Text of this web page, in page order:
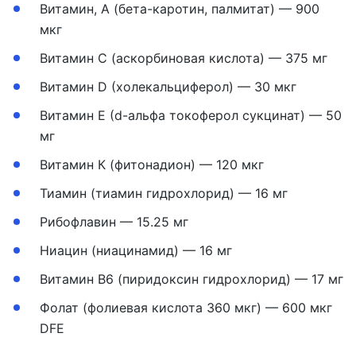
Витамин, А (бета-каротин, палмитат) — 900
мкг
Витамин С (аскорбиновая кислота) — 375 мг
Витамин D (холекальциферол) — 30 мкг
Витамин Е (d-альфа токоферол сукцинат) — 50
мг
Витамин К (фитонадион) — 120 мкг
Тиамин (тиамин гидрохлорид) — 16 мг
Рибофлавин — 15.25 мг
Ниацин (ниацинамид) — 16 мг
Витамин В6 (пиридоксин гидрохлорид) — 17 мг
Фолат (фолиевая кислота 360 мкг) — 600 мкг
DFE